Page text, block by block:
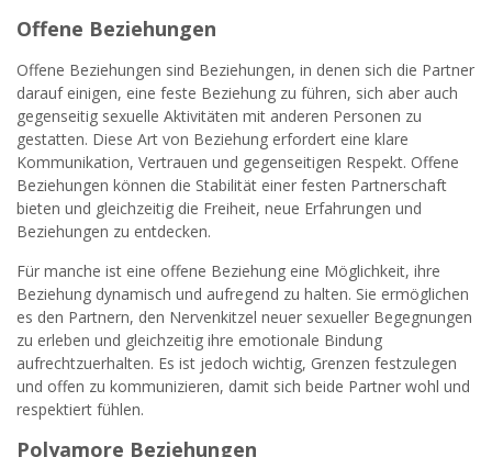
Offene Beziehungen
Offene Beziehungen sind Beziehungen, in denen sich die Partner
darauf einigen, eine feste Beziehung zu führen, sich aber auch
gegenseitig sexuelle Aktivitäten mit anderen Personen zu
gestatten. Diese Art von Beziehung erfordert eine klare
Kommunikation, Vertrauen und gegenseitigen Respekt. Offene
Beziehungen können die Stabilität einer festen Partnerschaft
bieten und gleichzeitig die Freiheit, neue Erfahrungen und
Beziehungen zu entdecken.
Für manche ist eine offene Beziehung eine Möglichkeit, ihre
Beziehung dynamisch und aufregend zu halten. Sie ermöglichen
es den Partnern, den Nervenkitzel neuer sexueller Begegnungen
zu erleben und gleichzeitig ihre emotionale Bindung
aufrechtzuerhalten. Es ist jedoch wichtig, Grenzen festzulegen
und offen zu kommunizieren, damit sich beide Partner wohl und
respektiert fühlen.
Polyamore Beziehungen